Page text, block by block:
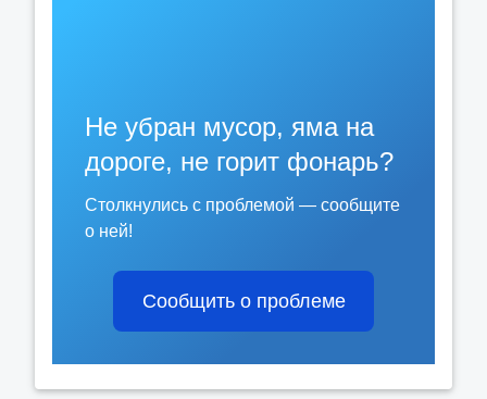
Не убран мусор, яма на
дороге, не горит фонарь?
Столкнулись с проблемой — сообщите
о ней!
Сообщить о проблеме